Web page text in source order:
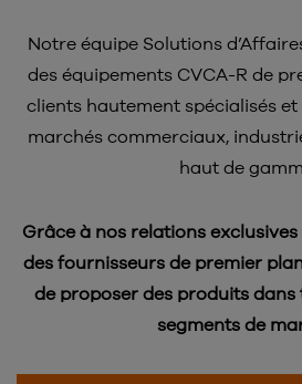
Notre équipe Solutions
des équipements CVCA-R de
clients hautement spécialisés
marchés commerciaux,
haut de
Grâce à nos relations
des fournisseurs de premier
de proposer des produits
segments de